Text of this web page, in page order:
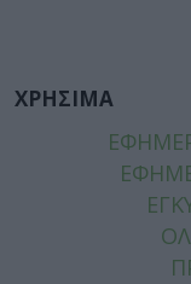
ΧΡΗΣΙΜΑ